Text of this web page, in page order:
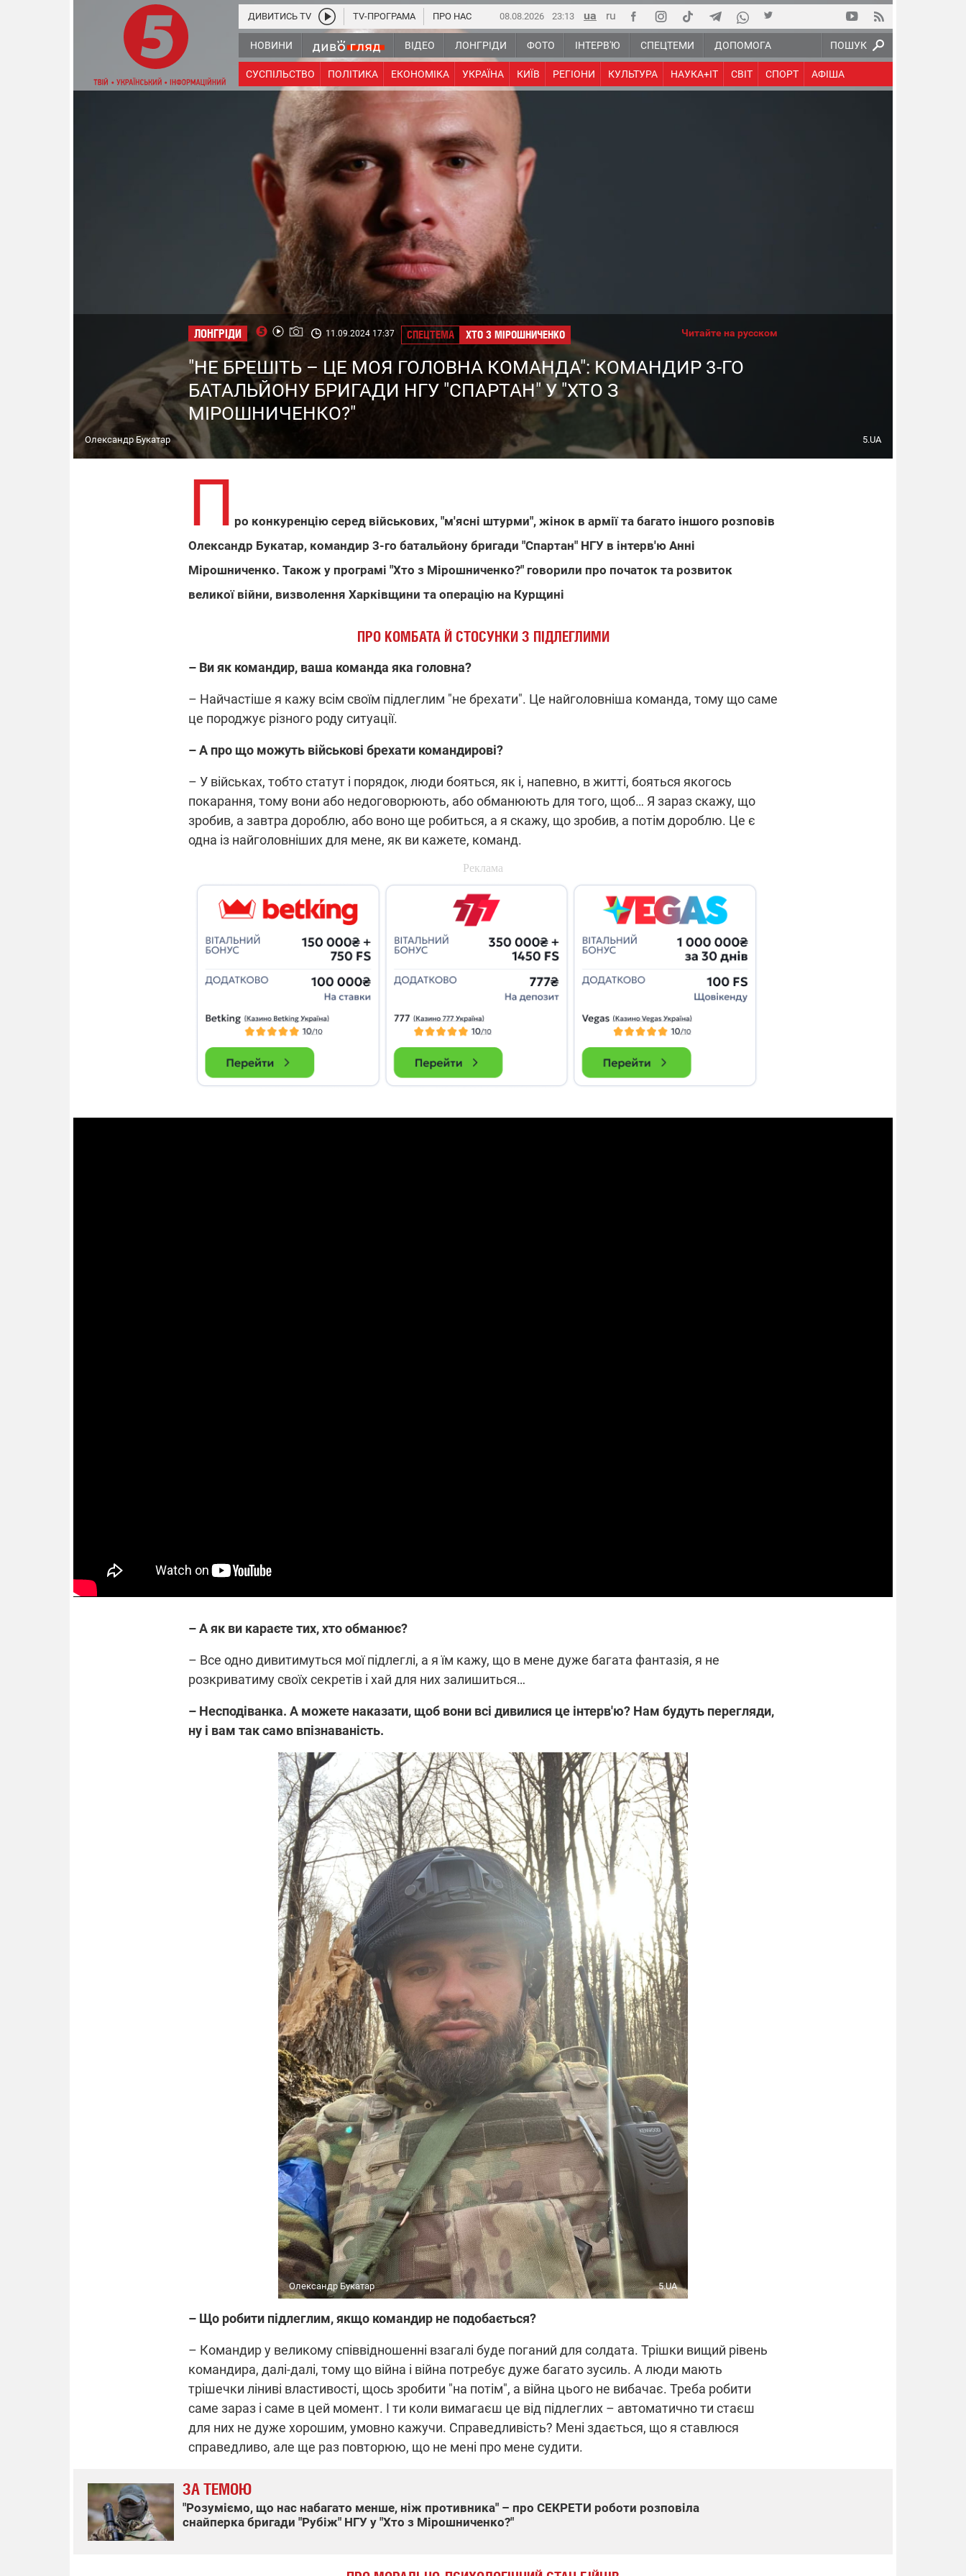
ПОШУК
08.08.2026 23:13
НОВИНИ ВІДЕО ЛОНГРІДИ ФОТО ІНТЕРВ'Ю СПЕЦТЕМИ ДОПОМОГА
СУСПІЛЬСТВО ПОЛІТИКА ЕКОНОМІКА УКРАЇНА КИЇВ РЕГІОНИ КУЛЬТУРА НАУКА+IT СВІТ СПОРТ АФІША
ДИВИТИСЬ TV TV-ПРОГРАМА ПРО НАС
ЛОНГРІДИ 11.09.2024 17:37 СПЕЦТЕМА ХТО З МІРОШНИЧЕНКО Читайте на русском
"НЕ БРЕШІТЬ – ЦЕ МОЯ ГОЛОВНА КОМАНДА": КОМАНДИР 3-ГО
БАТАЛЬЙОНУ БРИГАДИ НГУ "СПАРТАН" У "ХТО З
МІРОШНИЧЕНКО?"
Олександр Букатар 5.UA
П ро конкуренцію серед військових, "м'ясні штурми", жінок в армії та багато іншого розповів
Олександр Букатар, командир 3-го батальйону бригади "Спартан" НГУ в інтерв'ю Анні
Мірошниченко. Також у програмі "Хто з Мірошниченко?" говорили про початок та розвиток
великої війни, визволення Харківщини та операцію на Курщині
ПРО КОМБАТА Й СТОСУНКИ З ПІДЛЕГЛИМИ
– Ви як командир, ваша команда яка головна?
– Найчастіше я кажу всім своїм підлеглим "не брехати". Це найголовніша команда, тому що саме
це породжує різного роду ситуації.
– А про що можуть військові брехати командирові?
– У військах, тобто статут і порядок, люди бояться, як і, напевно, в житті, бояться якогось
покарання, тому вони або недоговорюють, або обманюють для того, щоб… Я зараз скажу, що
зробив, а завтра дороблю, або воно ще робиться, а я скажу, що зробив, а потім дороблю. Це є
одна із найголовніших для мене, як ви кажете, команд.
– А як ви караєте тих, хто обманює?
– Все одно дивитимуться мої підлеглі, а я їм кажу, що в мене дуже багата фантазія, я не
розкриватиму своїх секретів і хай для них залишиться…
– Несподіванка. А можете наказати, щоб вони всі дивилися це інтерв'ю? Нам будуть перегляди,
ну і вам так само впізнаваність.
Олександр Букатар 5.UA
– Що робити підлеглим, якщо командир не подобається?
– Командир у великому співвідношенні взагалі буде поганий для солдата. Трішки вищий рівень
командира, далі-далі, тому що війна і війна потребує дуже багато зусиль. А люди мають
трішечки ліниві властивості, щось зробити "на потім", а війна цього не вибачає. Треба робити
саме зараз і саме в цей момент. І ти коли вимагаєш це від підлеглих – автоматично ти стаєш
для них не дуже хорошим, умовно кажучи. Справедливість? Мені здається, що я ставлюся
справедливо, але ще раз повторюю, що не мені про мене судити.
ЗА ТЕМОЮ
"Розуміємо, що нас набагато менше, ніж противника" – про СЕКРЕТИ роботи розповіла
снайперка бригади "Рубіж" НГУ у "Хто з Мірошниченко?"